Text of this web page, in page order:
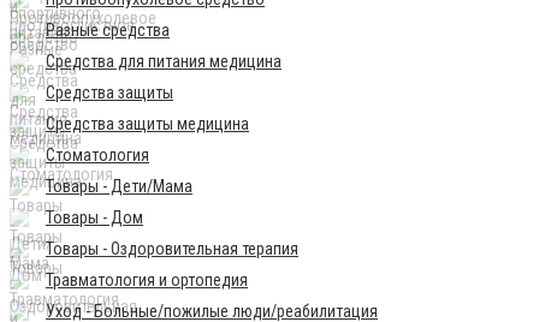
Разные средства
Средства для питания медицина
Средства защиты
Средства защиты медицина
Стоматология
Товары - Дети/Мама
Товары - Дом
Товары - Оздоровительная терапия
Травматология и ортопедия
Уход - Больные/пожилые люди/реабилитация